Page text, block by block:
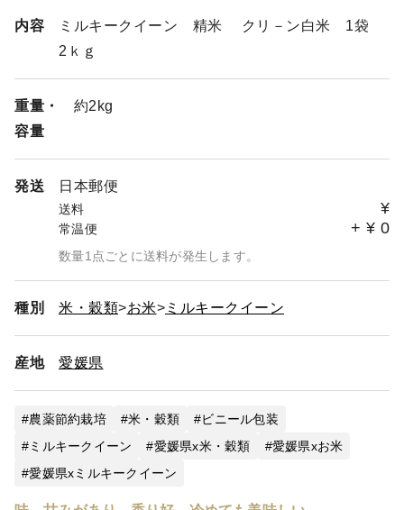
１１月１日より正常販売いたします。
皆様のご協力をお願いいたします。
内容
ミルキークイーン 精米 クリ－ン白米 1袋
2ｋｇ
重量・
容量
約2kg
発送 日本郵便
送料 ¥
常温便 + ¥ 0
数量1点ごとに送料が発生します。
種別 米・穀類 お米 ミルキークイーン
産地 愛媛県
農薬節約栽培 米・穀類
ビニール包装
ミルキークイーン
愛媛県x米・穀類
愛媛県xお米
愛媛県xミルキークイーン